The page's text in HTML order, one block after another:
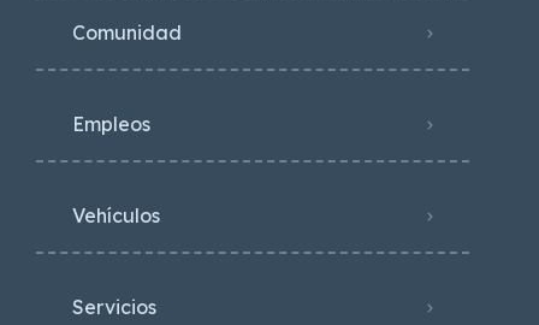
Comunidad
Empleos
Vehículos
Servicios